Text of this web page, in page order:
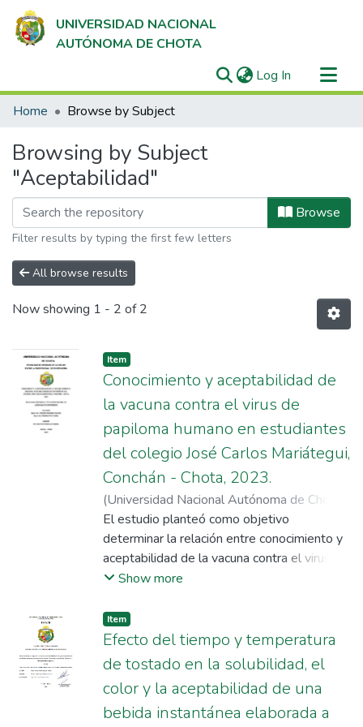
UNIVERSIDAD NACIONAL
AUTÓNOMA DE CHOTA
Log In (current)
Communities & Collections
Home Browse by Subject
Browsing by Subject
"Aceptabilidad"
Browse
Filter results by typing the first few letters
All browse results
Now showing 1 - 2 of 2
Item
Conocimiento y aceptabilidad de
la vacuna contra el virus de
papiloma humano en estudiantes
del colegio José Carlos Mariátegui,
Conchán - Chota, 2023.
(Universidad Nacional Autónoma de Chota
2024-08-28)Rivera Pita, Yulisa;
Sánchez, Yuleisy Analí ;Oblitas Gonzales,
Anibal
El estudio planteó como objetivo
determinar la relación entre conocimiento y
aceptabilidad de la vacuna contra el virus
del papiloma humano en estudiantes del
Chota 2023. Investigación cuantitativa,
relacional, transversal y prospectiva;
ejecutada con 40 estudiantes de educación
secundaria. La técnica fue la entrevista y los
instrumentos un cuestionario para medir el
conocimiento sobre la vacuna contra el virus
Show more
Item
Efecto del tiempo y temperatura
de tostado en la solubilidad, el
color y la aceptabilidad de una
bebida instantánea elaborada a